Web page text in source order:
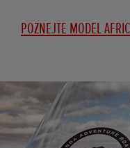
POZNEJTE MODEL